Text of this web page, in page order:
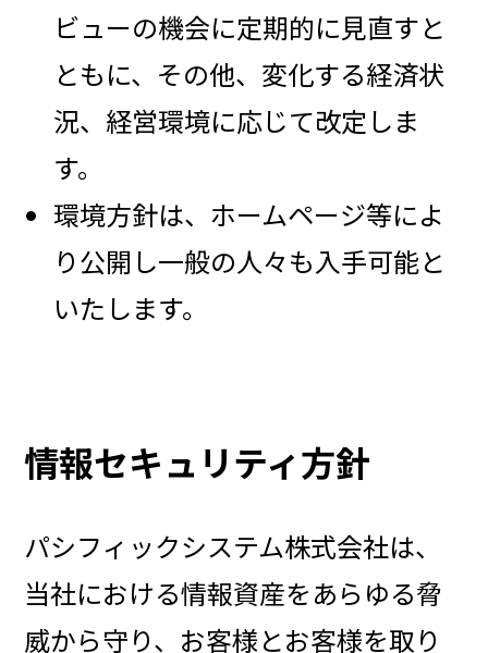
ビューの機会に定期的に見直すと
ともに、その他、変化する経済状
況、経営環境に応じて改定しま
す。
環境方針は、ホームページ等によ
り公開し一般の人々も入手可能と
いたします。
情報セキュリティ方針
パシフィックシステム株式会社は、
当社における情報資産をあらゆる脅
威から守り、お客様とお客様を取り